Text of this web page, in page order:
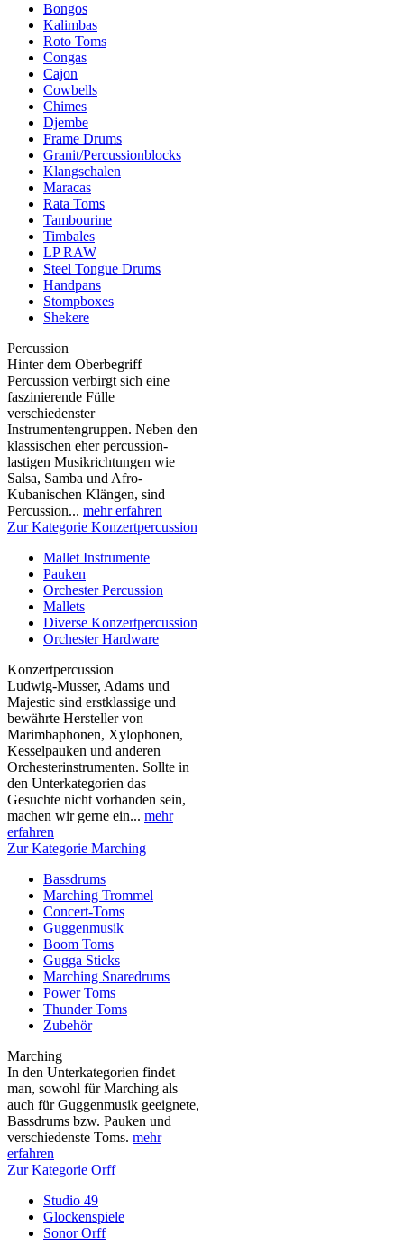
Bongos
Kalimbas
Roto Toms
Congas
Cajon
Cowbells
Chimes
Djembe
Frame Drums
Granit/Percussionblocks
Klangschalen
Maracas
Rata Toms
Tambourine
Timbales
LP RAW
Steel Tongue Drums
Handpans
Stompboxes
Shekere
Percussion
Hinter dem Oberbegriff
Percussion verbirgt sich eine
faszinierende Fülle
verschiedenster
Instrumentengruppen. Neben den
klassischen eher percussion-
lastigen Musikrichtungen wie
Salsa, Samba und Afro-
Kubanischen Klängen, sind
Percussion... mehr erfahren
Zur Kategorie Konzertpercussion
Mallet Instrumente
Pauken
Orchester Percussion
Mallets
Diverse Konzertpercussion
Orchester Hardware
Konzertpercussion
Ludwig-Musser, Adams und
Majestic sind erstklassige und
bewährte Hersteller von
Marimbaphonen, Xylophonen,
Kesselpauken und anderen
Orchesterinstrumenten. Sollte in
den Unterkategorien das
Gesuchte nicht vorhanden sein,
machen wir gerne ein... mehr
erfahren
Zur Kategorie Marching
Bassdrums
Marching Trommel
Concert-Toms
Guggenmusik
Boom Toms
Gugga Sticks
Marching Snaredrums
Power Toms
Thunder Toms
Zubehör
Marching
In den Unterkategorien findet
man, sowohl für Marching als
auch für Guggenmusik geeignete,
Bassdrums bzw. Pauken und
verschiedenste Toms. mehr
erfahren
Zur Kategorie Orff
Studio 49
Glockenspiele
Sonor Orff